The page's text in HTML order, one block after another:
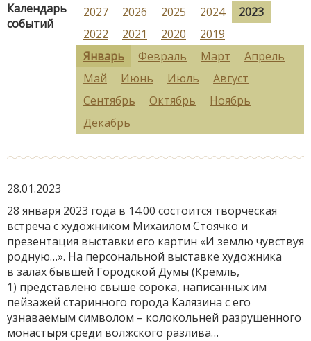
Календарь
событий
2027 2026 2025 2024
2023
2022
2021 2020
2019
Январь
Февраль Март
Апрель
Май
Июнь Июль
Август
Сентябрь
Октябрь
Ноябрь
Декабрь
28.01.2023
28 января 2023 года в 14.00 состоится творческая
встреча с художником Михаилом Стоячко и
презентация выставки его картин «И землю чувствуя
родную…». На персональной выставке художника
в залах бывшей Городской Думы (Кремль,
1) представлено свыше сорока, написанных им
пейзажей старинного города Калязина с его
узнаваемым символом – колокольней разрушенного
монастыря среди волжского разлива…